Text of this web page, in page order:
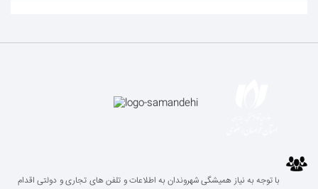
با توجه به نیاز همیشگی شهروندان به اطلاعات و تلفن های تجاری و دولتی اقدام